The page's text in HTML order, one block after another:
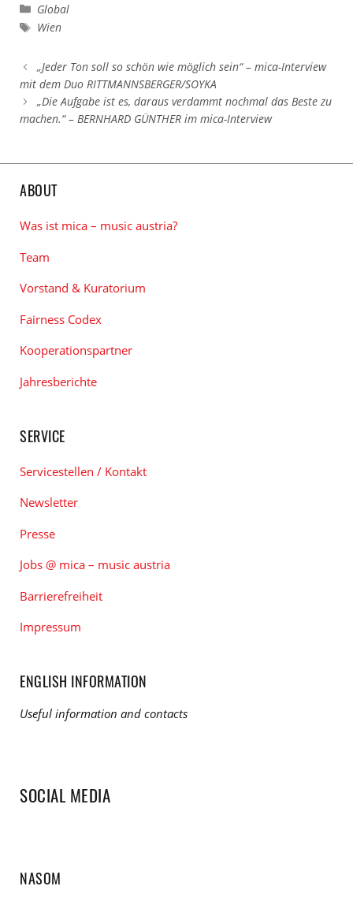
Kategorien
Global
Schlagwörter
Wien
„Jeder Ton soll so schön wie möglich sein“ – mica-Interview
mit dem Duo RITTMANNSBERGER/SOYKA
„Die Aufgabe ist es, daraus verdammt nochmal das Beste zu
machen.“ – BERNHARD GÜNTHER im mica-Interview
ABOUT
Was ist mica – music austria?
Team
Vorstand & Kuratorium
Fairness Codex
Kooperationspartner
Jahresberichte
SERVICE
Servicestellen / Kontakt
Newsletter
Presse
Jobs @ mica – music austria
Barrierefreiheit
Impressum
ENGLISH INFORMATION
Useful information and contacts
SOCIAL MEDIA
NASOM